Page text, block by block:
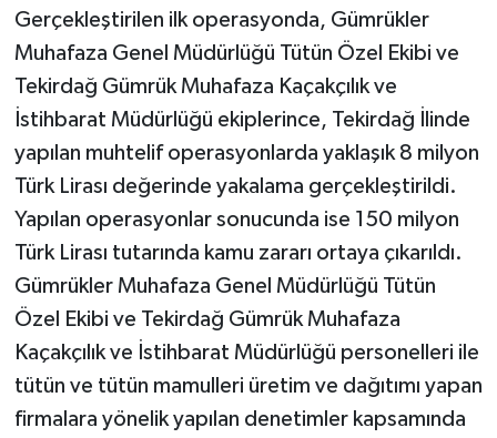
Gerçekleştirilen ilk operasyonda, Gümrükler
Muhafaza Genel Müdürlüğü Tütün Özel Ekibi ve
Tekirdağ Gümrük Muhafaza Kaçakçılık ve
İstihbarat Müdürlüğü ekiplerince, Tekirdağ İlinde
yapılan muhtelif operasyonlarda yaklaşık 8 milyon
Türk Lirası değerinde yakalama gerçekleştirildi.
Yapılan operasyonlar sonucunda ise 150 milyon
Türk Lirası tutarında kamu zararı ortaya çıkarıldı.
Gümrükler Muhafaza Genel Müdürlüğü Tütün
Özel Ekibi ve Tekirdağ Gümrük Muhafaza
Kaçakçılık ve İstihbarat Müdürlüğü personelleri ile
tütün ve tütün mamulleri üretim ve dağıtımı yapan
firmalara yönelik yapılan denetimler kapsamında